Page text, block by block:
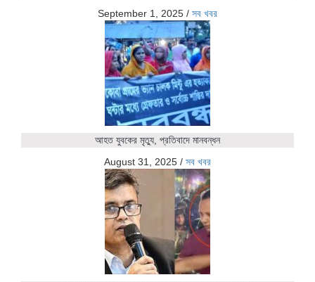
September 1, 2025 / সব খবর
আহত যুবকের মৃত্যু, প্রতিবাদে মানবন্ধন
August 31, 2025 / সব খবর